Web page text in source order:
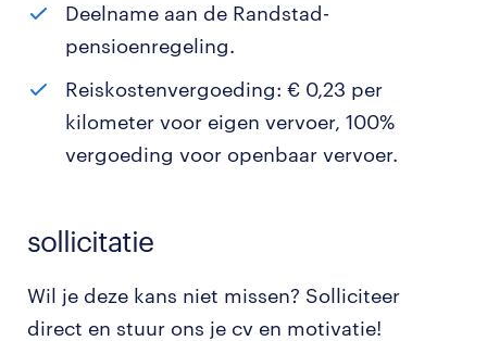
Deelname aan de Randstad-
pensioenregeling.
Reiskostenvergoeding: € 0,23 per
kilometer voor eigen vervoer, 100%
vergoeding voor openbaar vervoer.
sollicitatie
Wil je deze kans niet missen? Solliciteer
direct en stuur ons je cv en motivatie!